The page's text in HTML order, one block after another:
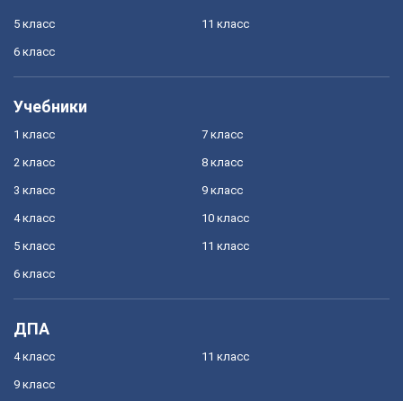
5 класс
6 класс
11 класс
Учебники
1 класс
2 класс
3 класс
4 класс
5 класс
6 класс
7 класс
8 класс
9 класс
10 класс
11 класс
ДПА
4 класс
9 класс
11 класс